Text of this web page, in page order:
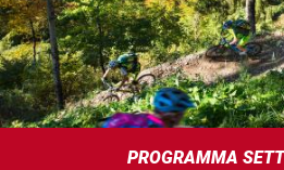
PROGRAMMA